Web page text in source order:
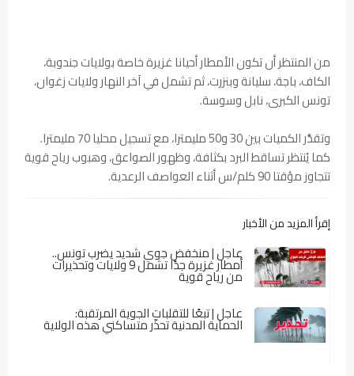
من المنتظر أن تكون الأمطار أحيانا غزيرة خاصة بولايات جندوبة،
الكاف، باجة، سليانة وبنزرت، ثم تشمل في آخر النهار ولايات زغوان،
تونس الكبرى، نابل وسوسة.
وتقدَّر الكميات بين 30 و50 مليمترا، مع تسجيل محليا 70 مليمترا.
كما يُنتظر تساقط البرد بكثافة، وظهور الصواعق، وهبوب رياح قوية
تتجاوز مؤقتا 90 كلم/س أثناء العواصف الرعدية.
إقرأ المزيد من الأخبار
عاجل | منخفض جوي شديد يضرب تونس..
أمطار غزيرة جدًا تشمل 9 ولايات وتحذيرات
من رياح قوية
عاجل | تبعًا للتقلبات الجوية المرتقبة:
الحماية المدنية تحذّر متساكني هذه الولاية